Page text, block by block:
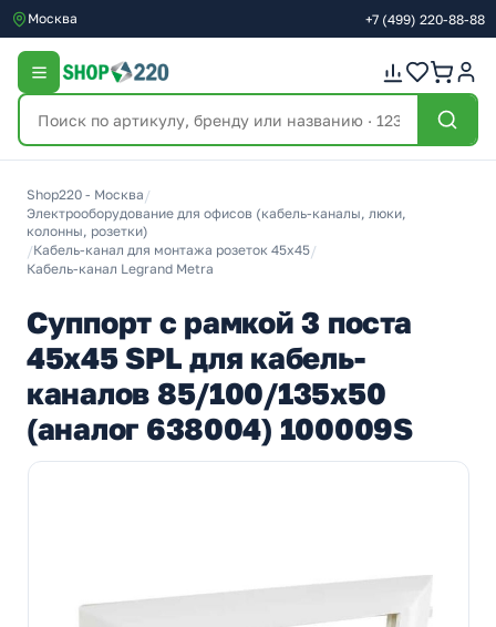
Москва +7 (499) 220-88-88
Shop220 - Москва /
Электрооборудование для офисов (кабель-каналы, люки,
колонны, розетки)
/Кабель-канал для монтажа розеток 45х45/
Кабель-канал Legrand Metra
Суппорт с рамкой 3 поста
45х45 SPL для кабель-
каналов 85/100/135х50
(аналог 638004) 100009S